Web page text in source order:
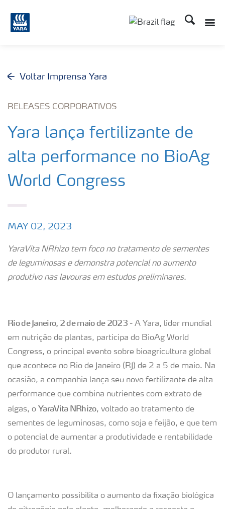
Busca
Voltar Imprensa Yara
RELEASES CORPORATIVOS
Yara lança fertilizante de
alta performance no BioAg
World Congress
MAY 02, 2023
YaraVita NRhizo tem foco no tratamento de sementes
de leguminosas e demonstra potencial no aumento
produtivo nas lavouras em estudos preliminares.
Rio de Janeiro, 2 de maio de 2023- A Yara, líder mundial
em nutrição de plantas, participa do BioAg World
Congress, o principal evento sobre bioagricultura global
que acontece no Rio de Janeiro (RJ) de 2 a 5 de maio. Na
ocasião, a companhia lança seu novo fertilizante de alta
performance que combina nutrientes com extrato de
algas, o YaraVita NRhizo, voltado ao tratamento de
sementes de leguminosas, como soja e feijão, e que tem
o potencial de aumentar a produtividade e rentabilidade
do produtor rural.
O lançamento possibilita o aumento da fixação biológica